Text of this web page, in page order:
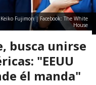
Fujimori | Facebook: The White
House
busca unirse
"EEUU
él manda"